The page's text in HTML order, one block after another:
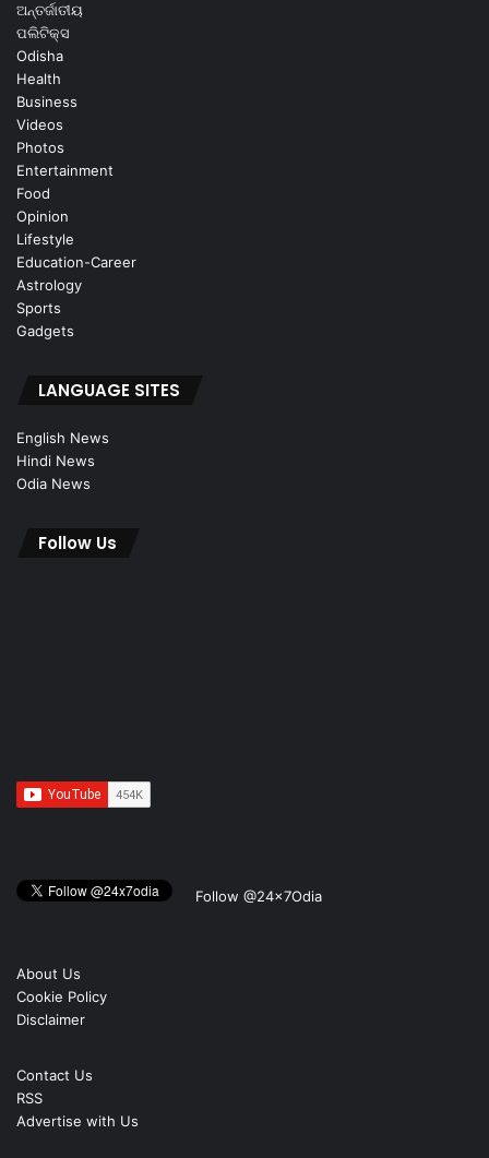
ଅନ୍ତର୍ଜାତୀୟ
ପଲିଟିକ୍ସ
Odisha
Health
Business
Videos
Photos
Entertainment
Food
Opinion
Lifestyle
Education-Career
Astrology
Sports
Gadgets
LANGUAGE SITES
English News
Hindi News
Odia News
Follow Us
Follow @24x7Odia
About Us
Cookie Policy
Disclaimer
Contact Us
RSS
Advertise with Us